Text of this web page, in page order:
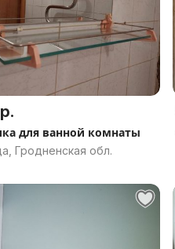
для ванной комнаты
Гродненская обл.